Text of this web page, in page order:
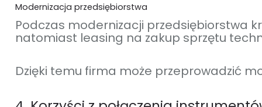
Modernizacja przedsiębiorstwa
Podczas modernizacji przedsiębiorstwa
natomiast leasing na zakup sprzętu
Dzięki temu firma może przeprowadzić